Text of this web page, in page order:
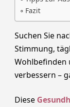
Fazit
Suchen Sie
Stimmung,
Wohlbefinden
verbessern –
Diese